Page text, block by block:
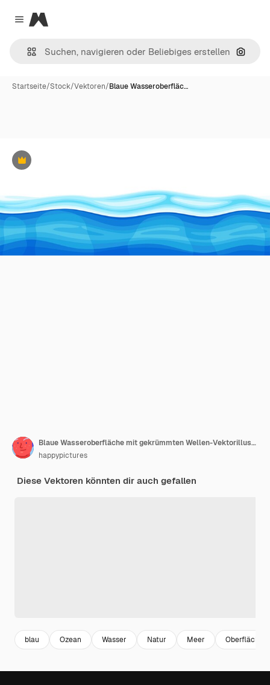
Close menu
Magnific
Nach
Startseite/Stock/Vektoren/Blaue Wasseroberfläc…
Premium
Blaue Wasseroberfläche mit gekrümmten Wellen-Vektorillustration
happypictures
Diese Vektoren könnten dir auch gefallen
blau Ozean Wasser Natur Meer Oberfläche